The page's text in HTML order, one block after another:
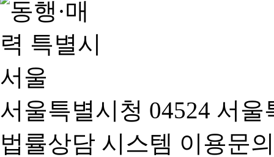
서울특별시청 04524 서
법률상담 시스템 이용문